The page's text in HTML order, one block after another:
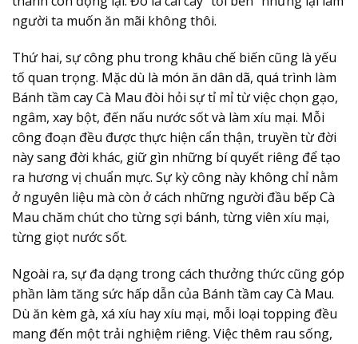
người ta muốn ăn mãi không thôi.
Thứ hai, sự công phu trong khâu chế biến cũng là yếu
tố quan trọng. Mặc dù là món ăn dân dã, quá trình làm
Bánh tầm cay Cà Mau đòi hỏi sự tỉ mỉ từ việc chọn gạo,
ngâm, xay bột, đến nấu nước sốt và làm xíu mại. Mỗi
công đoạn đều được thực hiện cẩn thận, truyền từ đời
này sang đời khác, giữ gìn những bí quyết riêng để tạo
ra hương vị chuẩn mực. Sự kỳ công này không chỉ nằm
ở nguyên liệu mà còn ở cách những người đầu bếp Cà
Mau chăm chút cho từng sợi bánh, từng viên xíu mại,
từng giọt nước sốt.
Ngoài ra, sự đa dạng trong cách thưởng thứccũng góp
phần làm tăng sức hấp dẫn của Bánh tầm cay Cà Mau.
Dù ăn kèm gà, xá xíu hay xíu mại, mỗi loại topping đều
mang đến một trải nghiệm riêng. Việc thêm rau sống,